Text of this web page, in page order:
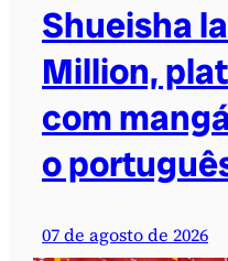
Shueisha
Million,
com
o
07 de agosto de 2026